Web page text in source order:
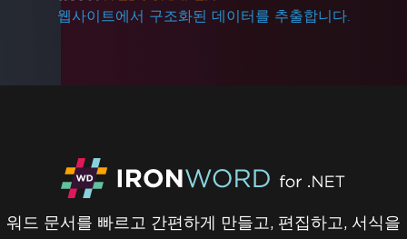
웹사이트에서 구조화된 데이터를 추출합니다.
워드 문서를 빠르고 간편하게 만들고, 편집하고, 서식을